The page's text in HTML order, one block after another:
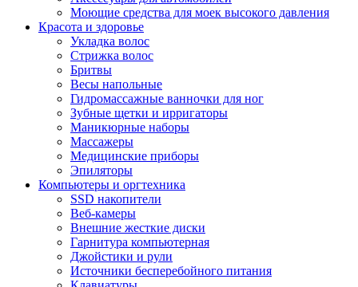
Моющие средства для моек высокого давления
Красота и здоровье
Укладка волос
Стрижка волос
Бритвы
Весы напольные
Гидромассажные ванночки для ног
Зубные щетки и ирригаторы
Маникюрные наборы
Массажеры
Медицинские приборы
Эпиляторы
Компьютеры и оргтехника
SSD накопители
Веб-камеры
Внешние жесткие диски
Гарнитура компьютерная
Джойстики и рули
Источники бесперебойного питания